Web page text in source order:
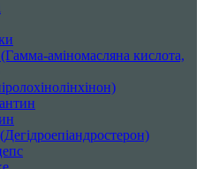
аміномасляна кислота,